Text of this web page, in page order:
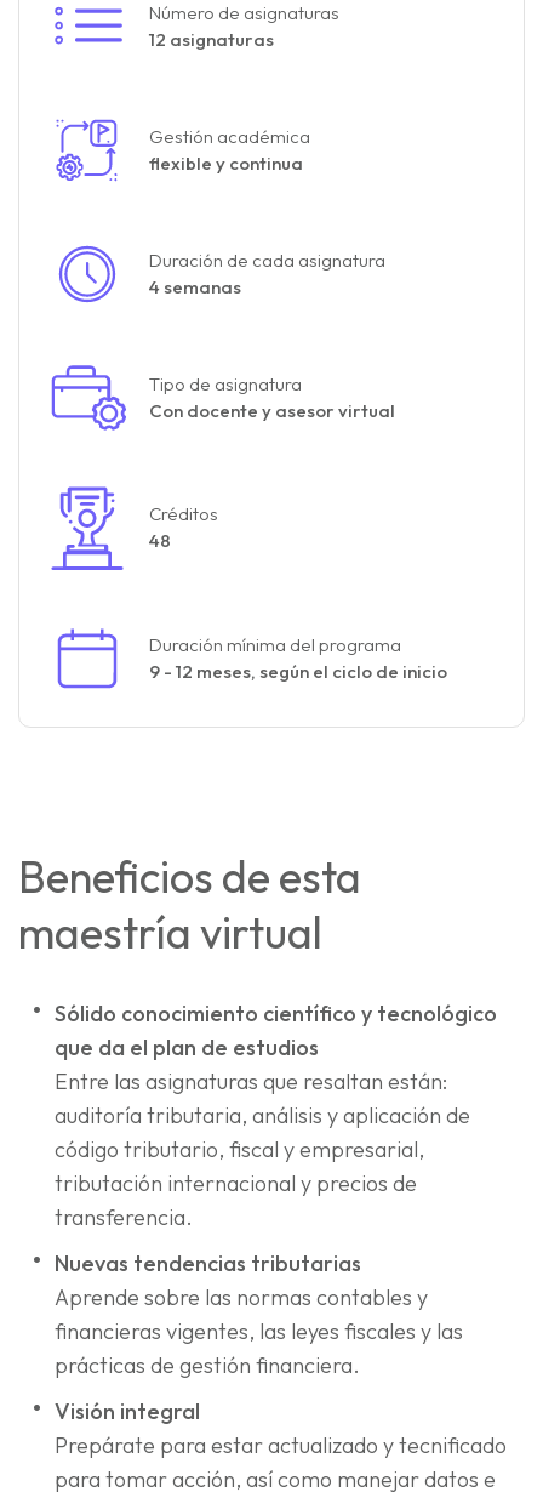
Número de asignaturas
12 asignaturas
Gestión académica
flexible y continua
Duración de cada asignatura
4 semanas
Tipo de asignatura
Con docente y asesor virtual
Créditos
48
Duración mínima del programa
9 - 12 meses, según el ciclo de inicio
Beneficios de esta
maestría virtual
Sólido conocimiento científico y tecnológico
que da el plan de estudios
Entre las asignaturas que resaltan están:
auditoría tributaria, análisis y aplicación de
código tributario, fiscal y empresarial,
tributación internacional y precios de
transferencia.
Nuevas tendencias tributarias
Aprende sobre las normas contables y
financieras vigentes, las leyes fiscales y las
prácticas de gestión financiera.
Visión integral
Prepárate para estar actualizado y tecnificado
para tomar acción, así como manejar datos e